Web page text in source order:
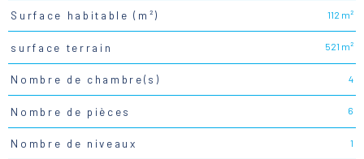
Surface habitable (m²) 112 m²
surface terrain 521 m²
Nombre de chambre(s) 4
Nombre de pièces 6
Nombre de niveaux 1